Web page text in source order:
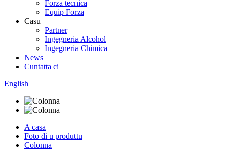
Forza tecnica
Equip Forza
Casu
Partner
Ingegneria Alcohol
Ingegneria Chimica
News
Cuntatta ci
English
A casa
Foto di u produttu
Colonna